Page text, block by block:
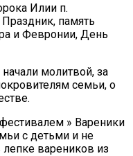
Илии п.
память
и Февронии, День
молитвой, за
семьи, о
» Вареники
с детьми и не
лепке вареников из